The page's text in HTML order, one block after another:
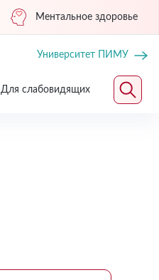
Ментальное здоровье
Университет ПИМУ
Для слабовидящих